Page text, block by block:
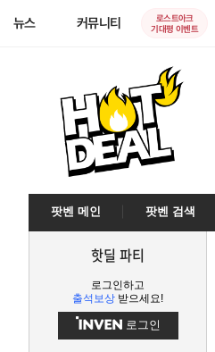
뉴스 커뮤니티
로스트아크
기대평 이벤트
팟벤 메인 팟벤 검색
핫딜 파티
로그인하고
출석보상 받으세요!
로그인